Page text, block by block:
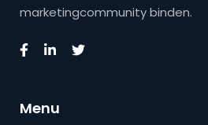
marketingcommunity binden.
Menu